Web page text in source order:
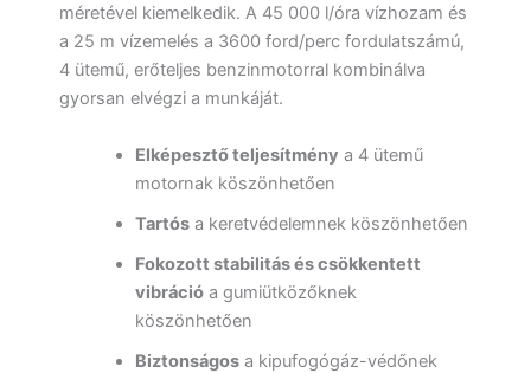
méretével kiemelkedik. A 45 000 l/óra vízhozam és
a 25 m vízemelés a 3600 ford/perc fordulatszámú,
4 ütemű, erőteljes benzinmotorral kombinálva
gyorsan elvégzi a munkáját.
Elképesztő teljesítmény a 4 ütemű
motornak köszönhetően
Tartósa keretvédelemnek köszönhetően
Fokozott stabilitás és csökkentett
vibrációa gumiütközőknek
köszönhetően
Biztonságosa kipufogógáz-védőnek